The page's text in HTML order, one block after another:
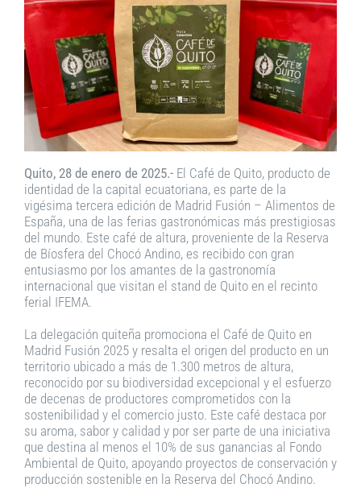
Quito, 28 de enero de 2025.- El Café de Quito, producto de
identidad de la capital ecuatoriana, es parte de la
vigésima tercera edición de Madrid Fusión – Alimentos de
España, una de las ferias gastronómicas más prestigiosas
del mundo. Este café de altura, proveniente de la Reserva
de Bíosfera del Chocó Andino, es recibido con gran
entusiasmo por los amantes de la gastronomía
internacional que visitan el stand de Quito en el recinto
ferial IFEMA.
La delegación quiteña promociona el Café de Quito en
Madrid Fusión 2025 y resalta el origen del producto en un
territorio ubicado a más de 1.300 metros de altura,
reconocido por su biodiversidad excepcional y el esfuerzo
de decenas de productores comprometidos con la
sostenibilidad y el comercio justo. Este café destaca por
su aroma, sabor y calidad y por ser parte de una iniciativa
que destina al menos el 10% de sus ganancias al Fondo
Ambiental de Quito, apoyando proyectos de conservación y
producción sostenible en la Reserva del Chocó Andino.